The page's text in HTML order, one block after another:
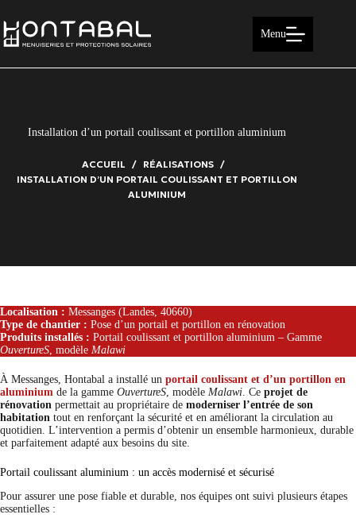
au
contenu
Menu
Installation d’un portail coulissant et portillon aluminium
ACCUEIL
RÉALISATIONS
INSTALLATION D’UN PORTAIL COULISSANT ET PORTILLON
ALUMINIUM
Localisation : Messanges (Landes, 40660)
Type de chantier : Pose d’un portail et portillon en rénovation
Produits installés : Portail coulissant et portillon aluminium – Gamme
OuvertureS, modèle Malawi
À Messanges, Hontabal a installé un portail coulissant et d’un portillon en
aluminium de la gamme OuvertureS, modèle Malawi. Ce projet de
rénovation permettait au propriétaire de moderniser l’entrée de son
habitation tout en renforçant la sécurité et en améliorant la circulation au
quotidien. L’intervention a permis d’obtenir un ensemble harmonieux, durable
et parfaitement adapté aux besoins du site.
Portail coulissant aluminium : un accès modernisé et sécurisé
Pour assurer une pose fiable et durable, nos équipes ont suivi plusieurs étapes
essentielles :